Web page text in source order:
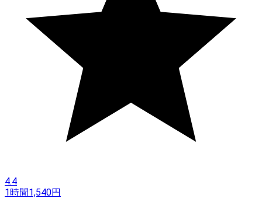
4.4
1時間1,540円